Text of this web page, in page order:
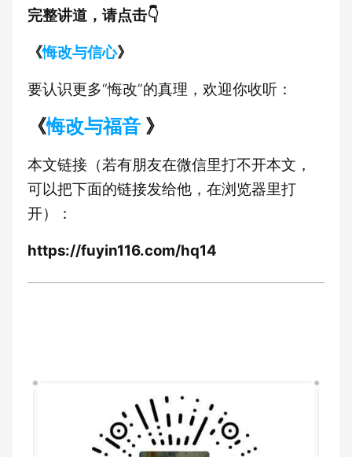
完整讲道，请点击👇
《悔改与信心》
要认识更多“悔改”的真理，欢迎你收听：
《悔改与福音 》
本文链接（若有朋友在微信里打不开本文，
可以把下面的链接发给他，在浏览器里打
开）：
https://fuyin116.com/hq14